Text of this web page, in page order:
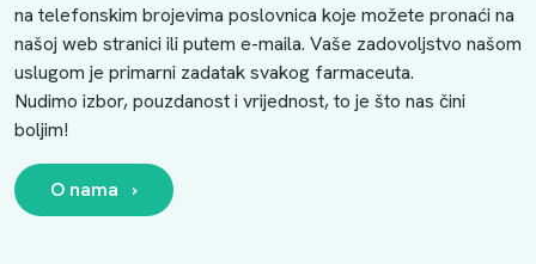
na telefonskim brojevima poslovnica koje možete pronaći na
našoj web stranici ili putem e-maila. Vaše zadovoljstvo našom
uslugom je primarni zadatak svakog farmaceuta.
Nudimo izbor, pouzdanost i vrijednost, to je što nas čini
boljim!
O nama ›